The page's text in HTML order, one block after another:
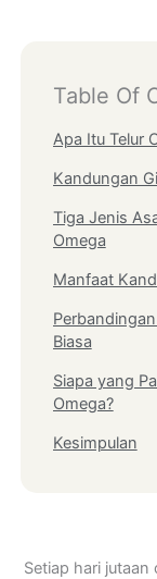
Table Of
Apa Itu Telur
Kandungan
Tiga Jenis
Omega
Manfaat
Biasa
Siapa yang
Omega?
Kesimpulan
Setiap hari